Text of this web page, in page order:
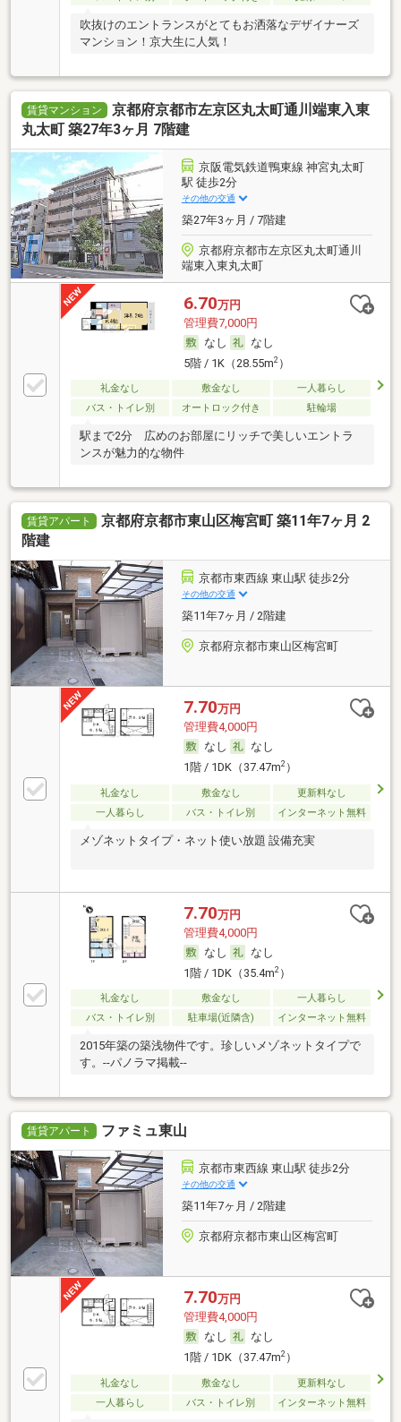
吹抜けのエントランスがとてもお洒落なデザイナーズ
マンション！京大生に人気！
賃貸マンション
京都府京都市左京区丸太町通川端東入東
丸太町 築27年3ヶ月 7階建
京阪電気鉄道鴨東線 神宮丸太町
駅 徒歩2分
その他の交通
築27年3ヶ月 / 7階建
京都府京都市左京区丸太町通川
端東入東丸太町
6.70万円
管理費7,000円
なし
なし
5階 / 1K（28.55m2）
礼金なし 敷金なし
一人暮らし
バス・トイレ別
オートロック付き 駐輪場
駅まで2分 広めのお部屋にリッチで美しいエントラ
ンスが魅力的な物件
賃貸アパート
京都府京都市東山区梅宮町 築11年7ヶ月 2
階建
京都市東西線 東山駅 徒歩2分
その他の交通
築11年7ヶ月 / 2階建
京都府京都市東山区梅宮町
7.70万円
管理費4,000円
なし
なし
1階 / 1DK（37.47m2）
礼金なし 敷金なし
更新料なし
一人暮らし
バス・トイレ別 インターネット無料
メゾネットタイプ・ネット使い放題 設備充実
7.70万円
管理費4,000円
なし
なし
1階 / 1DK（35.4m2）
礼金なし 敷金なし
一人暮らし
バス・トイレ別
駐車場(近隣含) インターネット無料
2015年築の築浅物件です。珍しいメゾネットタイプで
す。--パノラマ掲載--
賃貸アパート ファミュ東山
京都市東西線 東山駅 徒歩2分
その他の交通
築11年7ヶ月 / 2階建
京都府京都市東山区梅宮町
7.70万円
管理費4,000円
なし
なし
1階 / 1DK（37.47m2）
礼金なし 敷金なし
更新料なし
一人暮らし
バス・トイレ別 インターネット無料